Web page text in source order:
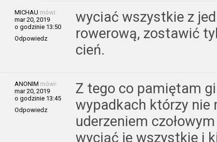
MICHAU mówi:
mar 20, 2019
o godzinie 13:50
Odpowiedz
wyciać wszystkie z
rowerową, zostawić
cień.
ANONIM mówi:
mar 20, 2019
o godzinie 13:45
Odpowiedz
Z tego co pamiętam
wypadkach którzy nie
uderzeniem
wyciąć je wszystkie i